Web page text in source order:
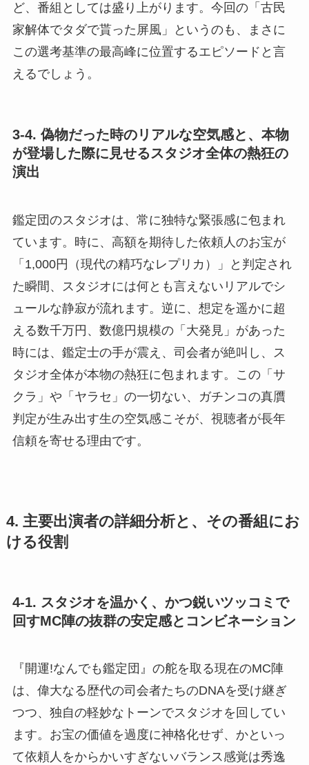
ど、番組としては盛り上がります。今回の「古民
家解体でタダで貰った屏風」というのも、まさに
この選考基準の最高峰に位置するエピソードと言
えるでしょう。
3-4. 偽物だった時のリアルな空気感と、本物
が登場した際に見せるスタジオ全体の熱狂の
演出
鑑定団のスタジオは、常に独特な緊張感に包まれ
ています。時に、高額を期待した依頼人のお宝が
「1,000円（現代の精巧なレプリカ）」と判定され
た瞬間、スタジオには何とも言えないリアルでシ
ュールな静寂が流れます。逆に、想定を遥かに超
える数千万円、数億円規模の「大発見」があった
時には、鑑定士の手が震え、司会者が絶叫し、ス
タジオ全体が本物の熱狂に包まれます。この「サ
クラ」や「ヤラセ」の一切ない、ガチンコの真贋
判定が生み出す生の空気感こそが、視聴者が長年
信頼を寄せる理由です。
4. 主要出演者の詳細分析と、その番組にお
ける役割
4-1. スタジオを温かく、かつ鋭いツッコミで
回すMC陣の抜群の安定感とコンビネーション
『開運!なんでも鑑定団』の舵を取る現在のMC陣
は、偉大なる歴代の司会者たちのDNAを受け継ぎ
つつ、独自の軽妙なトーンでスタジオを回してい
ます。お宝の価値を過度に神格化せず、かといっ
て依頼人をからかいすぎないバランス感覚は秀逸